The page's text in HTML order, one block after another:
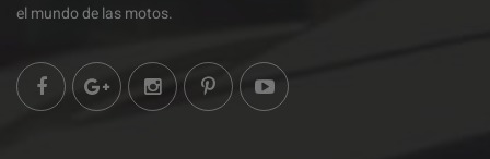
el mundo de las motos.